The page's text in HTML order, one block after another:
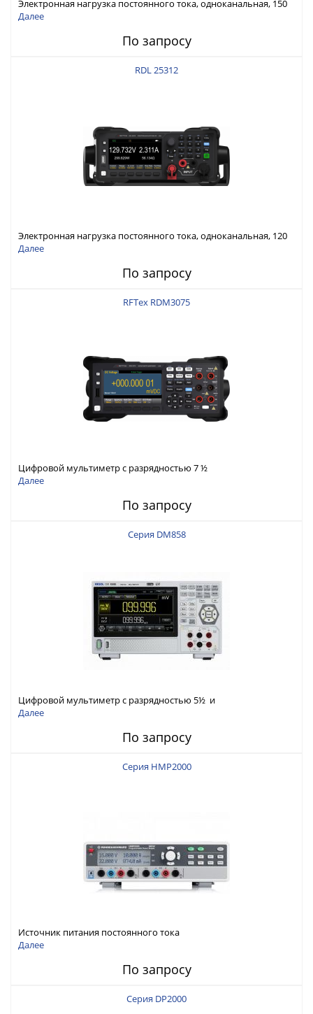
Электронная нагрузка постоянного тока, одноканальная, 150
В, 30 А, 300 Вт
Далее
По запросу
RDL 25312
Электронная нагрузка постоянного тока, одноканальная, 120
В, 60 А, 300 Вт
Далее
По запросу
RFTex RDM3075
Цифровой мультиметр с разрядностью 7 ½
Далее
По запросу
Серия DM858
Цифровой мультиметр с разрядностью 5½ и
интерфейсами USB-device, USB-host, LAN и Web control
Далее
По запросу
Серия HMP2000
Источник питания постоянного тока
Далее
По запросу
Серия DP2000